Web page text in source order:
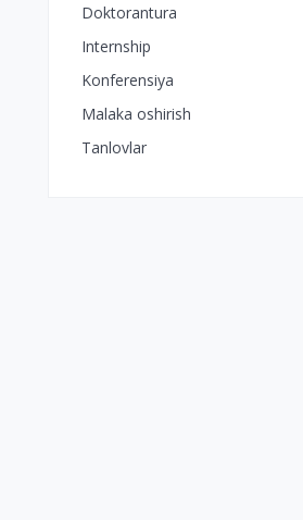
Doktorantura
Internship
Konferensiya
Malaka oshirish
Tanlovlar